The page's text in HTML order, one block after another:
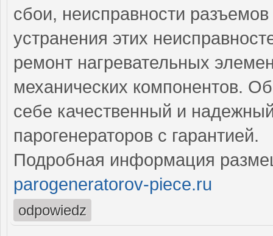
сбои, неисправности
устранения этих
ремонт нагревательных
механических компонентов.
себе качественный и
парогенераторов с гарантией.
Подробная информация
parogeneratorov-piece.ru
odpowiedz